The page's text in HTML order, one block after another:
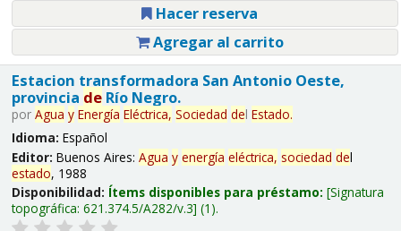
Hacer reserva
Agregar al carrito
Estacion transformadora San Antonio Oeste,
provincia deRío Negro.
por Agua y Energía Eléctrica, Sociedad del Estado.
Idioma: Español
Editor: Buenos Aires: Agua y energía eléctrica, sociedad del
estado, 1988
Disponibilidad: Ítems disponibles para préstamo: Signatura
topográfica: 621.374.5/A282/v.3 (1).